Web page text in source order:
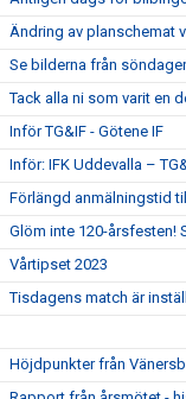
Ändring av planschemat
Se bilderna från
Tack alla ni som varit en
Inför TG&IF - Götene IF
Inför: IFK Uddevalla –
Förlängd anmälningstid
Glöm inte 120-årsfesten!
Vårtipset 2023
Tisdagens match är
Höjdpunkter från